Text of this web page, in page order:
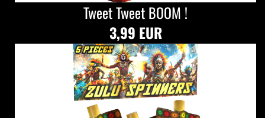
Tweet Tweet BOOM !
3,99 EUR